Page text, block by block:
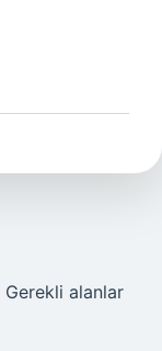
Gerekli alanlar